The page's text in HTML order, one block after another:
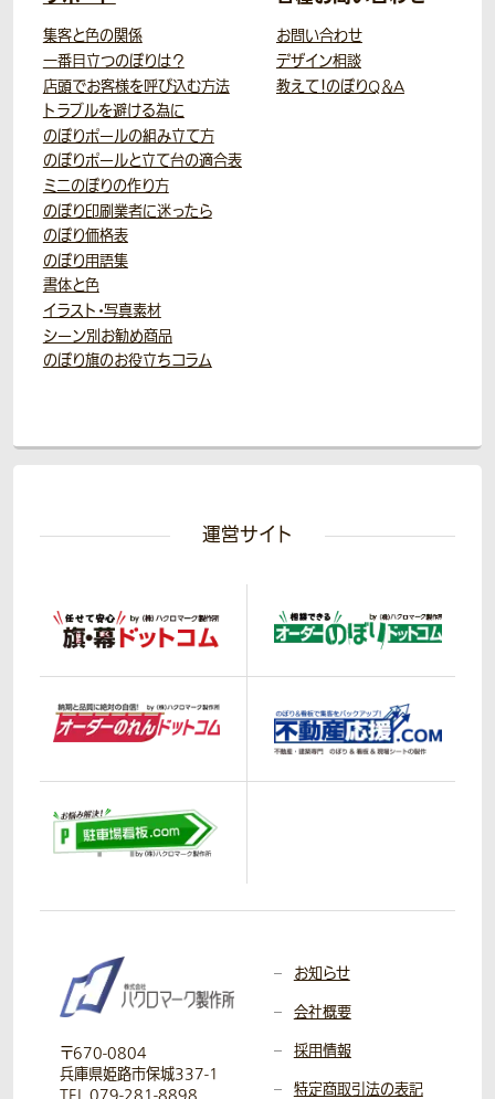
集客と色の関係
一番目立つのぼりは？
店頭でお客様を呼び込む方法
トラブルを避ける為に
のぼりポールの組み立て方
のぼりポールと立て台の適合表
ミニのぼりの作り方
のぼり印刷業者に迷ったら
のぼり価格表
のぼり用語集
書体と色
イラスト・写真素材
シーン別お勧め商品
のぼり旗のお役立ちコラム
お問い合わせ
デザイン相談
教えて！のぼりQ＆A
運営サイト
〒670-0804
兵庫県姫路市保城337-1
お知らせ
会社概要
採用情報
特定商取引法の表記